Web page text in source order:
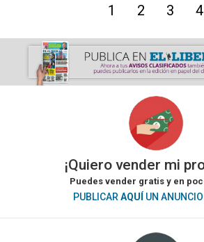
1
2 3 4
¡Quiero vender mi
Puedes vender gratis y en
PUBLICAR AQUÍ UN